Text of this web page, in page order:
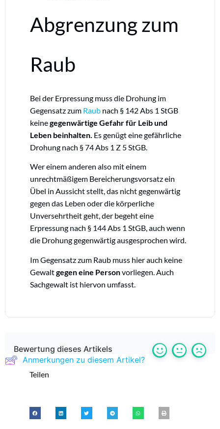
Abgrenzung zum
Raub
Bei der Erpressung muss die Drohung im
Gegensatz zum Raub nach § 142 Abs 1 StGB
keinegegenwärtige Gefahr für Leib und
Leben beinhalten. Es genügt eine gefährliche
Drohung nach § 74 Abs 1 Z 5 StGB.
Wer einem anderen also mit einem
unrechtmäßigem Bereicherungsvorsatz ein
Übel in Aussicht stellt, das nicht gegenwärtig
gegen das Leben oder die körperliche
Unversehrtheit geht, der begeht eine
Erpressung nach § 144 Abs 1 StGB, auch wenn
die Drohung gegenwärtig ausgesprochen wird.
Im Gegensatz zum Raub muss hier auch keine
Gewaltgegen eine Personvorliegen. Auch
Sachgewalt ist hiervon umfasst.
Bewertung dieses Artikels
Anmerkungen zu diesem Artikel?
Teilen